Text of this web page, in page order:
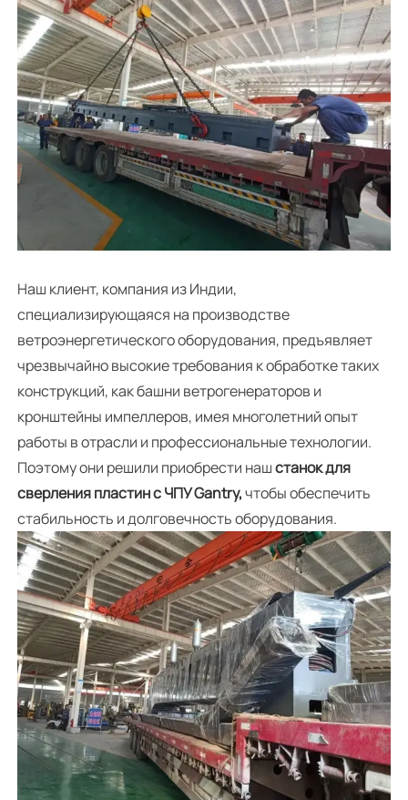
Наш клиент, компания из Индии,
специализирующаяся на производстве
ветроэнергетического оборудования, предъявляет
чрезвычайно высокие требования к обработке таких
конструкций, как башни ветрогенераторов и
кронштейны импеллеров, имея многолетний опыт
работы в отрасли и профессиональные технологии.
Поэтому они решили приобрести нашстанок для
сверления пластин с ЧПУ Gantry,чтобы обеспечить
стабильность и долговечность оборудования.